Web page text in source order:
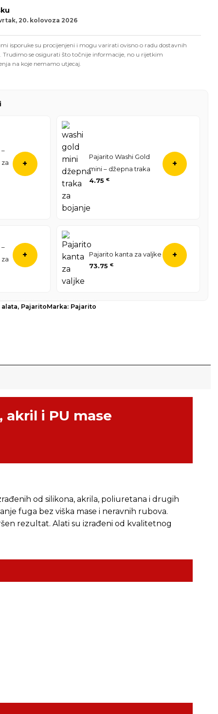
20. kolovoza 2026
isporuke su procijenjeni i mogu varirati ovisno o radu dostavnih
Trudimo se osigurati što točnije informacije, no u rijetkim
na koje nemamo utjecaj.
+
Pajarito Washi Gold
mini – džepna traka
4.75 €
+
+
Pajarito kanta za valjke
73.75 €
+
, PajaritoMarka: Pajarito
akril i PU mase
od silikona, akrila, poliuretana i drugih
fuga bez viška mase i neravnih rubova.
rezultat. Alati su izrađeni od kvalitetnog